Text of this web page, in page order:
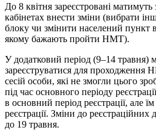
До 8 квітня зареєстровані
кабінетах внести зміни (вибрати
блоку чи змінити населений пункт
якому бажають пройти НМТ).
У додатковий період (9–14 травня)
зареєструватися для проходження
сесій особи, які не змогли цього
під час основного періоду
в основний період реєстрації, але
реєстрації. Зміни до
до 19 травня.